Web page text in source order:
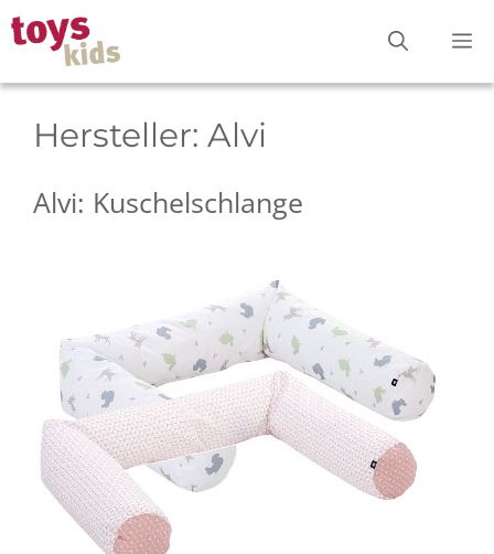
Zum
Inhalt
springen
Hersteller: Alvi
Alvi: Kuschelschlange